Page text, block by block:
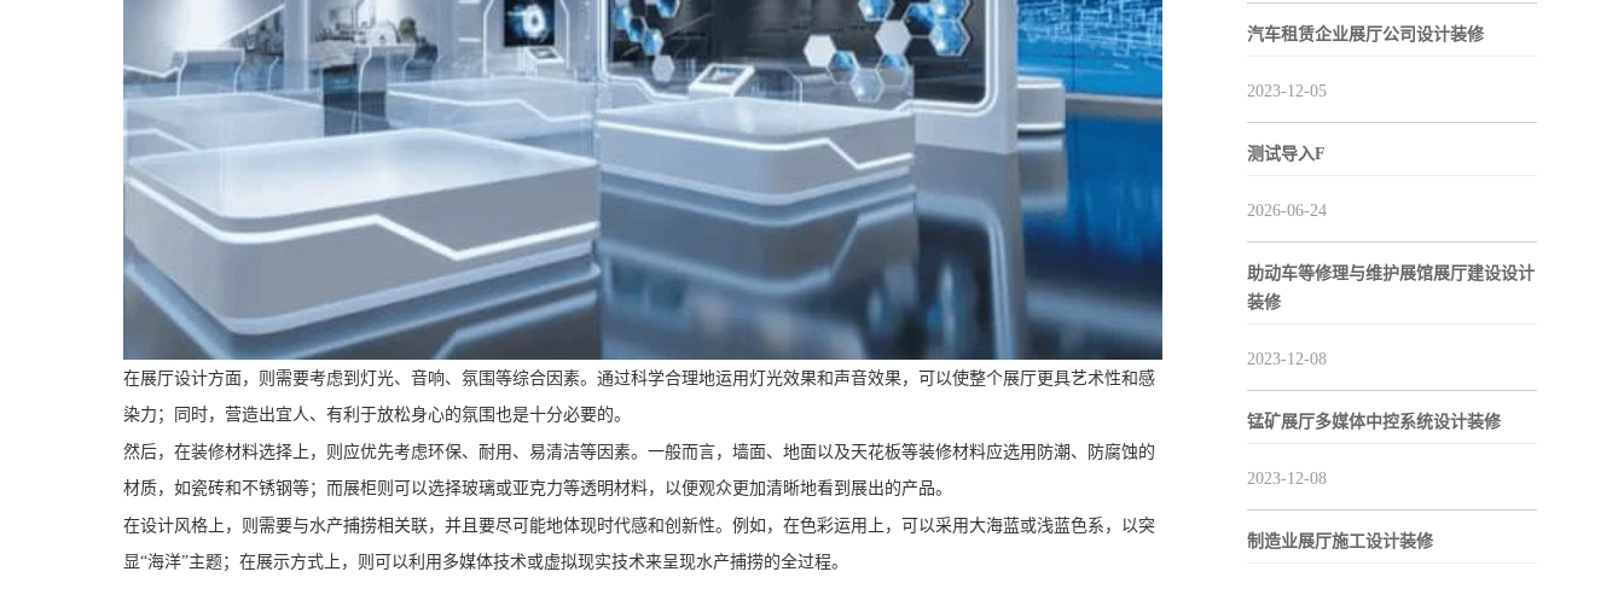
在展厅设计方面，则需要考虑到灯光、音响、氛围等综合因素。通过科学合理地运用灯光效果和声音效果，可以使整个展厅更具艺术性和感
染力；同时，营造出宜人、有利于放松身心的氛围也是十分必要的。
然后，在装修材料选择上，则应优先考虑环保、耐用、易清洁等因素。一般而言，墙面、地面以及天花板等装修材料应选用防潮、防腐蚀的
材质，如瓷砖和不锈钢等；而展柜则可以选择玻璃或亚克力等透明材料，以便观众更加清晰地看到展出的产品。
在设计风格上，则需要与水产捕捞相关联，并且要尽可能地体现时代感和创新性。例如，在色彩运用上，可以采用大海蓝或浅蓝色系，以突
显“海洋”主题；在展示方式上，则可以利用多媒体技术或虚拟现实技术来呈现水产捕捞的全过程。
汽车租赁企业展厅公司设计装修
2023-12-05
测试导入F
2026-06-24
助动车等修理与维护展馆展厅建设设计
装修
2023-12-08
锰矿展厅多媒体中控系统设计装修
2023-12-08
制造业展厅施工设计装修